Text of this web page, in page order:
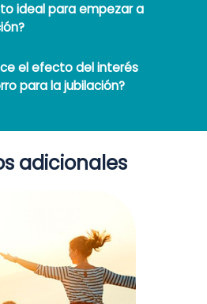
ideal para empezar a
el efecto del interés
para la jubilación?
adicionales